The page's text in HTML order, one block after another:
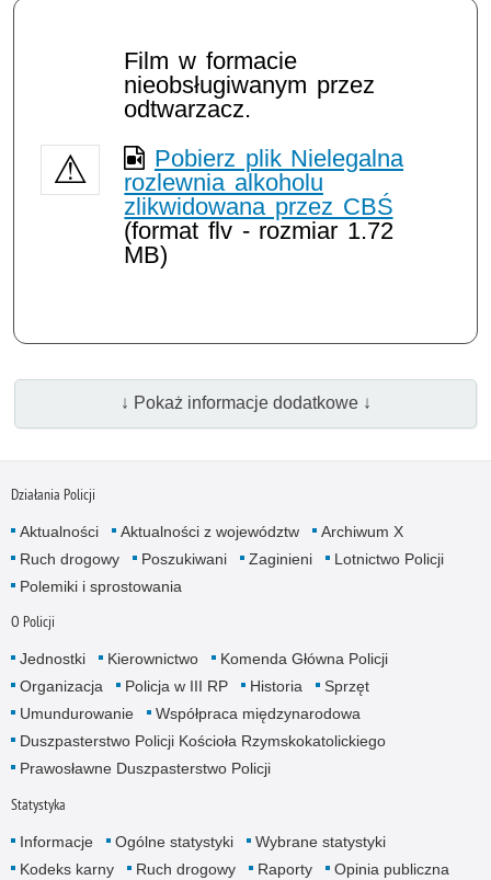
Film w formacie
nieobsługiwanym przez
odtwarzacz.
Pobierz plik Nielegalna
rozlewnia alkoholu
zlikwidowana przez CBŚ
(format flv - rozmiar 1.72
MB)
↓ Pokaż informacje dodatkowe ↓
Działania Policji
Aktualności Aktualności z województw
Archiwum X
Ruch drogowy
Poszukiwani Zaginieni
Lotnictwo Policji
Polemiki i sprostowania
O Policji
Jednostki Kierownictwo
Komenda Główna Policji
Organizacja
Policja w III RP Historia
Sprzęt
Umundurowanie
Współpraca międzynarodowa
Duszpasterstwo Policji Kościoła Rzymskokatolickiego
Prawosławne Duszpasterstwo Policji
Statystyka
Informacje Ogólne statystyki
Wybrane statystyki
Kodeks karny
Ruch drogowy Raporty Opinia publiczna